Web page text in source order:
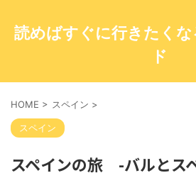
読めばすぐに行きたくな
ド
HOME > スペイン >
スペイン
スペインの旅 -バルとス